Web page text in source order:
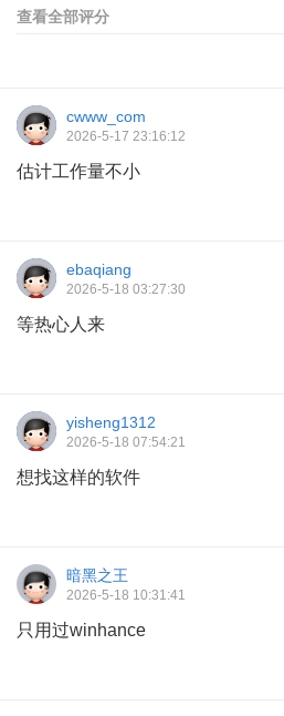
查看全部评分
cwww_com
2026-5-17 23:16:12
估计工作量不小
ebaqiang
2026-5-18 03:27:30
等热心人来
yisheng1312
2026-5-18 07:54:21
想找这样的软件
暗黑之王
2026-5-18 10:31:41
只用过winhance